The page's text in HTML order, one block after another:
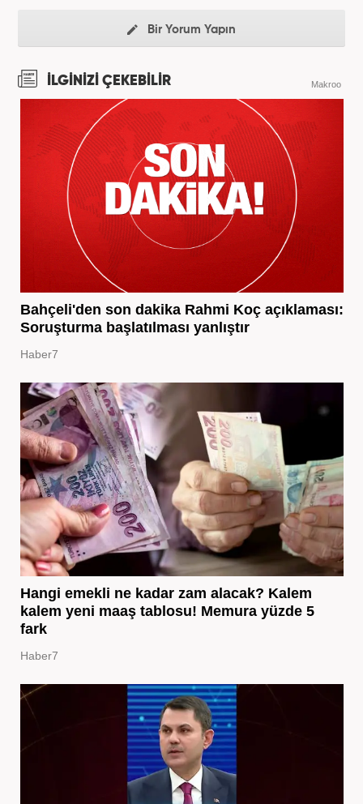
Bir Yorum Yapın
İLGİNİZİ ÇEKEBİLİR Makroo
Bahçeli'den son dakika Rahmi Koç açıklaması:
Soruşturma başlatılması yanlıştır
Haber7
Hangi emekli ne kadar zam alacak? Kalem
kalem yeni maaş tablosu! Memura yüzde 5
fark
Haber7